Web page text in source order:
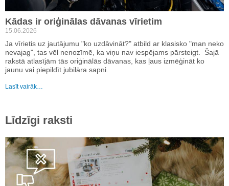
Kādas ir oriģinālas dāvanas vīrietim
15.06.2026
Ja vīrietis uz jautājumu "ko uzdāvināt?" atbild ar klasisko "man neko
nevajag", tas vēl nenozīmē, ka viņu nav iespējams pārsteigt. Šajā
rakstā atlasījām tās oriģinālās dāvanas, kas ļaus izmēģināt ko
jaunu vai piepildīt jubilāra sapni.
Lasīt vairāk…
Līdzīgi raksti